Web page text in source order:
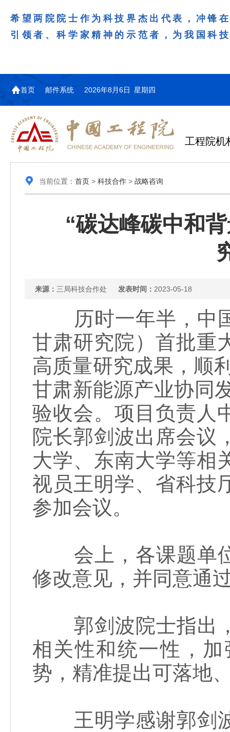
希望两院院士作为科技界杰出代表，冲锋
引领者、科学家精神的示范者，为我国科
首页 邮件系统 2026年8月6日 星期四
工程院机
当前位置： 首页> 科技合作> 战略咨询
“碳达峰碳中和
来源： 三局科技合作处 发表时间： 2023-05-18
历时一年半，中国
甘肃研究院）首批重
高质量研究成果，顺
甘肃新能源产业协同
验收会。项目负责人
院长郭剑波出席会议
大学、东南大学等相
视员王明学、省科技
参加会议。
会上，各课题单位
修改意见，并同意通
郭剑波院士指出，
相关性和统一性，
势，精准提出可落地
王明学感谢郭剑波